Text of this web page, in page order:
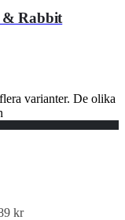
& Rabbit
varianter. De olika
kr